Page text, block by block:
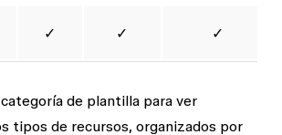
✓ ✓ ✓
de plantilla para ver
tipos de recursos, organizados por